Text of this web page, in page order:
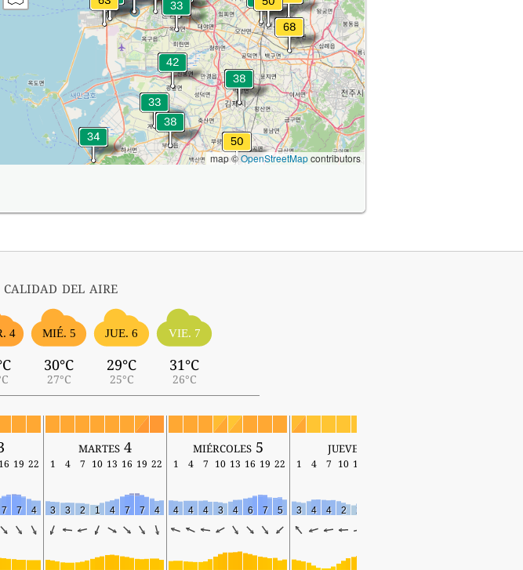
map ©OpenStreetMapcontributors
del aire
4 MIÉ. 5
30°C
27°C
JUE. 6
29°C
25°C
VIE. 7
31°C
26°C
martes 4 miércoles 5 jueves 6
16 19 22 1 4 7 10 13 16 19 22 1 4 7 10 13 16 19 22 1 4 7 10 13
7 7 4 3 3 2 1 4 7 7 4 4 4 4 3 4 6 7 5 3 4 4 2 2